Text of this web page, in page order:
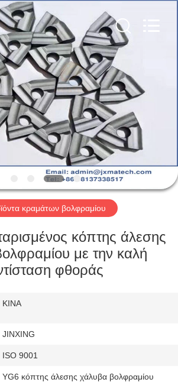
κραμάτων βολφραμίου
κόπτης άλεσης
με την καλή
φθοράς
ΚΙΝΑ
JINXING
ISO 9001
YG6 κόπτης άλεσης χάλυβα βολφραμίου